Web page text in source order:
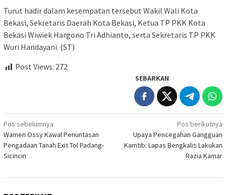
Turut hadir dalam kesempatan tersebut Wakil Wali Kota
Bekasi, Sekretaris Daerah Kota Bekasi, Ketua TP PKK Kota
Bekasi Wiwiek Hargono Tri Adhianto, serta Sekretaris TP PKK
Wuri Handayani. (ST)
Post Views: 272
SEBARKAN
Navigasi
pos
Pos sebelumnya
Wamen Ossy Kawal Penuntasan
Pengadaan Tanah Exit Tol Padang-
Sicincin
Pos berikutnya
Upaya Pencegahan Gangguan
Kamtib: Lapas Bengkalis Lakukan
Razia Kamar